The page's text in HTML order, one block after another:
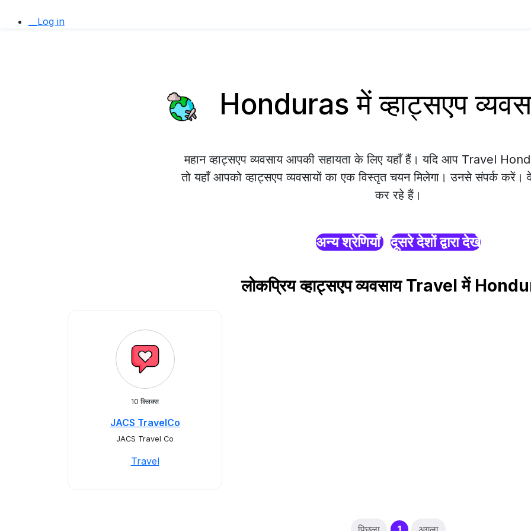
__Log in
Honduras में व्हाट्सएप
महान व्हाट्सएप व्यवसाय आपकी सहायता के लिए यहाँ हैं। यदि आप Travel
तो यहाँ आपको व्हाट्सएप व्यवसायों का एक विस्तृत चयन मिलेगा। उनसे संपर्क करें।
कर रहे हैं।
अन्य श्रेणियाँ दूसरे देशों द्वारा देखें
लोकप्रिय व्हाट्सएप व्यवसाय Travel में
10 क्लिक्स
JACS TravelCo
JACS Travel Co
Travel
(current)